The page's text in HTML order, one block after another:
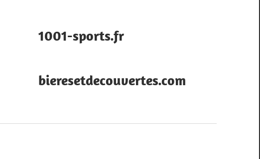
1001-sports.fr
bieresetdecouvertes.com